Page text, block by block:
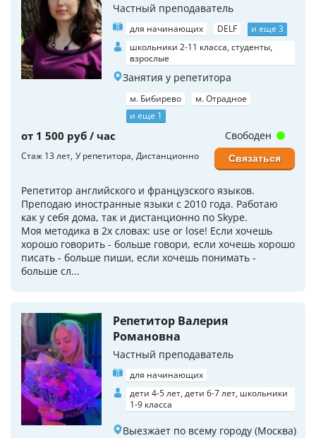
Частный преподаватель
для начинающих DELF
и еще 3
школьники 2-11 класса, студенты,
взрослые
Занятия у репетитора
м. Бибирево
м. Отрадное
и еще 1
от 1 500 руб / час
Стаж 13 лет У репетитора Дистанционно
Репетитор английского и французского языков.
Преподаю иностранные языки с 2010 года. Работаю
как у себя дома, так и дистанционно по Skype.
Моя методика в 2х словах: use or lose! Если хочешь
хорошо говорить - больше говори, если хочешь хорошо
писать - больше пиши, если хочешь понимать -
больше сл...
Свободен
Связаться
Репетитор Валерия
Романовна
Частный преподаватель
для начинающих
дети 4-5 лет, дети 6-7 лет, школьники
1-9 класса
Выезжает по всему городу (Москва)